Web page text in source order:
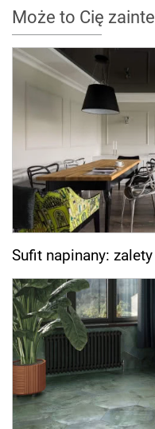
Może to Cię
Sufit napinany: